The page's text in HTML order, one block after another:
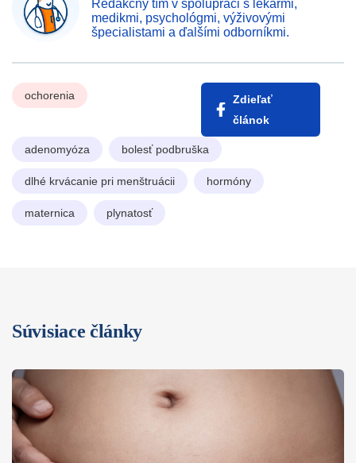
Redakčný tím v spolupráci s lekármi,
medikmi, psychológmi, výživovými
špecialistami a ďalšími odborníkmi.
ochorenia
Zdieľať
článok
adenomyóza bolesť podbruška
dlhé krvácanie pri menštruácii hormóny
maternica plynatosť
Súvisiace články